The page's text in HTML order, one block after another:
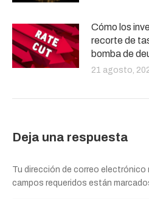
Cómo los
recorte de
bomba de
21 agosto,
Deja una respuesta
Tu dirección de correo electrónico
campos requeridos están